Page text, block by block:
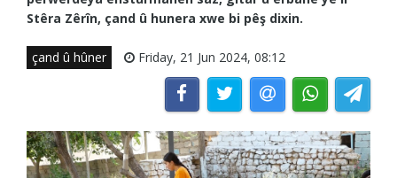
Stêra Zêrîn, çand û hunera xwe bi pêş dixin.
çand û hûner Friday, 21 Jun 2024, 08:12